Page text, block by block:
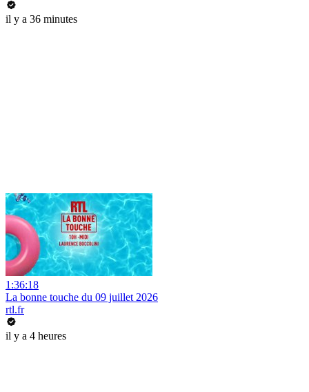
il y a 36 minutes
1:36:18
La bonne touche du 09 juillet 2026
rtl.fr
il y a 4 heures